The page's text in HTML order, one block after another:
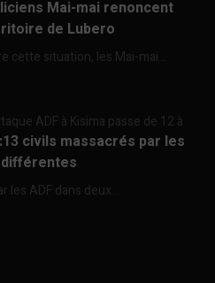
Mai-mai renoncent
de Lubero
cette situation, les Mai-mai...
ADF à Kisima passe de 12 à
civils massacrés par les
différentes
les ADF dans deux...